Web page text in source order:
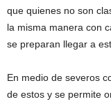
que quienes no son
la misma manera con
se preparan llegar a
En medio de severos
de estos y se permite